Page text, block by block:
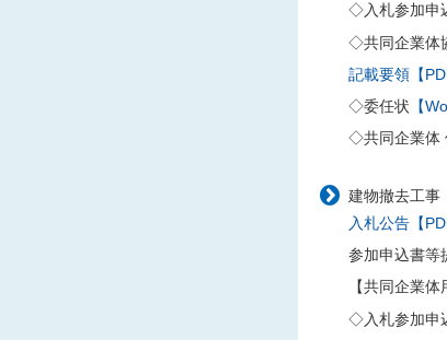
◇入札参加申
◇共同企業体
記載要領【
◇委任状 【
◇共同企業体
建物撤去工事
入札公告【
参加申込書等
【共同企業体
◇入札参加申